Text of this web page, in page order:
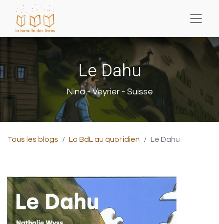
Le Dahu
Nina - Veyrier - Suisse
Tous les blogs La BdL au quotidien Le Dahu